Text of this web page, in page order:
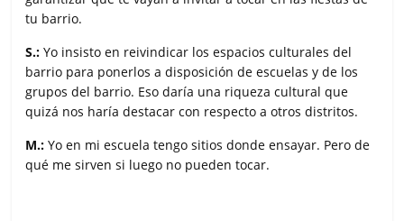
tu barrio.
S.:Yo insisto en reivindicar los espacios culturales del
barrio para ponerlos a disposición de escuelas y de los
grupos del barrio. Eso daría una riqueza cultural que
quizá nos haría destacar con respecto a otros distritos.
M.: Yo en mi escuela tengo sitios donde ensayar. Pero de
qué me sirven si luego no pueden tocar.